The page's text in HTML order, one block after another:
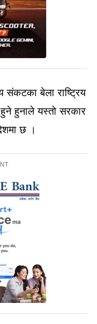
संकटका बेला राष्ट्रिय
हुने हुनाले यस्तो सरकार
छ ।